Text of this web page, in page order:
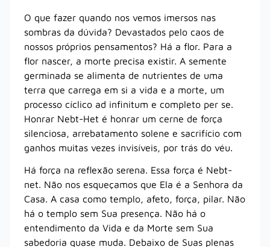
O que fazer quando nos vemos imersos nas
sombras da dúvida? Devastados pelo caos de
nossos próprios pensamentos? Há a flor. Para a
flor nascer, a morte precisa existir. A semente
germinada se alimenta de nutrientes de uma
terra que carrega em si a vida e a morte, um
processo cíclico ad infinitum e completo per se.
Honrar Nebt-Het é honrar um cerne de força
silenciosa, arrebatamento solene e sacrifício com
ganhos muitas vezes invisíveis, por trás do véu.
Há força na reflexão serena. Essa força é Nebt-
net. Não nos esqueçamos que Ela é a Senhora da
Casa. A casa como templo, afeto, força, pilar. Não
há o templo sem Sua presença. Não há o
entendimento da Vida e da Morte sem Sua
sabedoria quase muda. Debaixo de Suas plenas